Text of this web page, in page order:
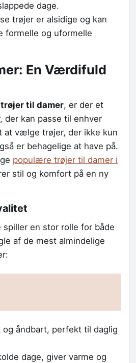
dage.
trøjer er alsidige og kan
formelle og uformelle
En Værdifuld
trøjer til damer, er der et
kan passe til enhver
at vælge trøjer, der ikke kun
er behagelige at have på.
populære trøjer til damer i
stil og komfort på en ny
spiller en stor rolle for både
af de mest almindelige
og åndbart, perfekt til daglig
dage, giver varme og